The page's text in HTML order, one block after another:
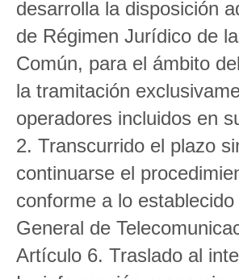
desarrolla la disposición
de Régimen Jurídico de
Común, para el ámbito
la tramitación
operadores incluidos en
2. Transcurrido el plazo
continuarse el
conforme a lo
General de
Artículo 6. Traslado al